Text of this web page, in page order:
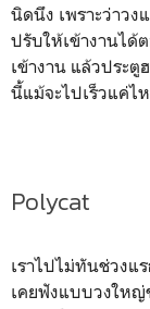
นิดนึง เพราะว่าว
ปรับให้เข้างานได้
เข้างาน แล้วประตู
นี้แม้จะไปเร็วแค่ไ
Polycat
เราไปไม่ทันช่วงแ
เคยฟังแบบวงใหญ่